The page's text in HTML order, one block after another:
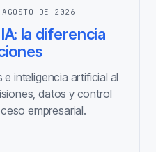
DE 2026
la diferencia
inteligencia artificial al
datos y control
empresarial.